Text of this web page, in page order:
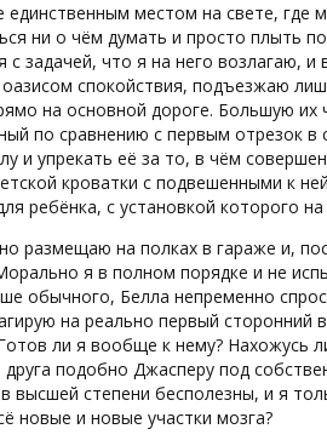
местом на свете, где
ни о чём думать и просто плыть
с задачей, что я на него возлагаю,
спокойствия, подъезжаю
на основной дороге. Большую их
по сравнению с первым отрезок
и упрекать её за то, в чём
кроватки с подвешенными к
ребёнка, с установкой которого
размещаю на полках в гараже и,
я в полном порядке и не
обычного, Белла непременно
на реально первый
ли я вообще к нему? Нахожусь
друга подобно Джасперу под
высшей степени бесполезны, и я
новые и новые участки мозга?